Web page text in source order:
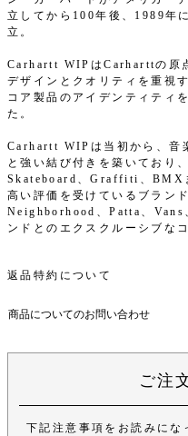
立してから100年後、1989年
立。
Carhartt WIPはCarharttの原
デザインとクオリティを重視
コア製品のアイデンティティ
た。
Carhartt WIPは当初から、音
と強い結び付きを築いており
Skateboard、Graffiti、BMX
高い評価を受けているブラン
Neighborhood、Patta、Vans
ンドとのエクスクルーシブな
返品特約について
商品についてのお問い合わせ
ご注
下記注意事項をお読みにな